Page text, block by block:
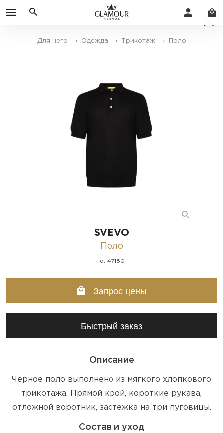
Для него › Одежда › Трикотаж › Поло
SVEVO
Поло
id: 47180
Запрос цены
Быстрый заказ
Описание
Черное поло выполнено из мягкого хлопкового
трикотажа. Прямой крой, короткие рукава,
отложной воротник, застежка на три пуговицы.
Состав и уход